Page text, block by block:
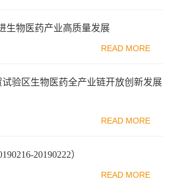
生物医药产业高质量发展
READ MORE
验区生物医药全产业链开放创新发展
READ MORE
20190222）
READ MORE